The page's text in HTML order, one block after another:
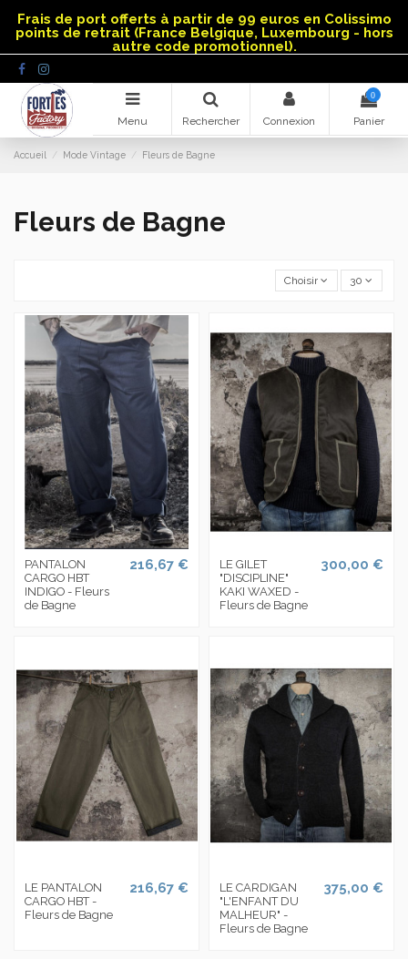
Frais de port offerts à partir de 99 euros en Colissimo
points de retrait (France Belgique, Luxembourg - hors
autre code promotionnel).
Menu Rechercher Connexion
0
Panier
Accueil Mode Vintage Fleurs de Bagne
Fleurs de Bagne
Choisir 30
PANTALON
CARGO HBT
INDIGO - Fleurs
de Bagne
216,67 €
LE GILET
"DISCIPLINE"
KAKI WAXED -
Fleurs de Bagne
300,00 €
LE PANTALON
CARGO HBT -
Fleurs de Bagne
216,67 €
LE CARDIGAN
"L'ENFANT DU
MALHEUR" -
Fleurs de Bagne
375,00 €